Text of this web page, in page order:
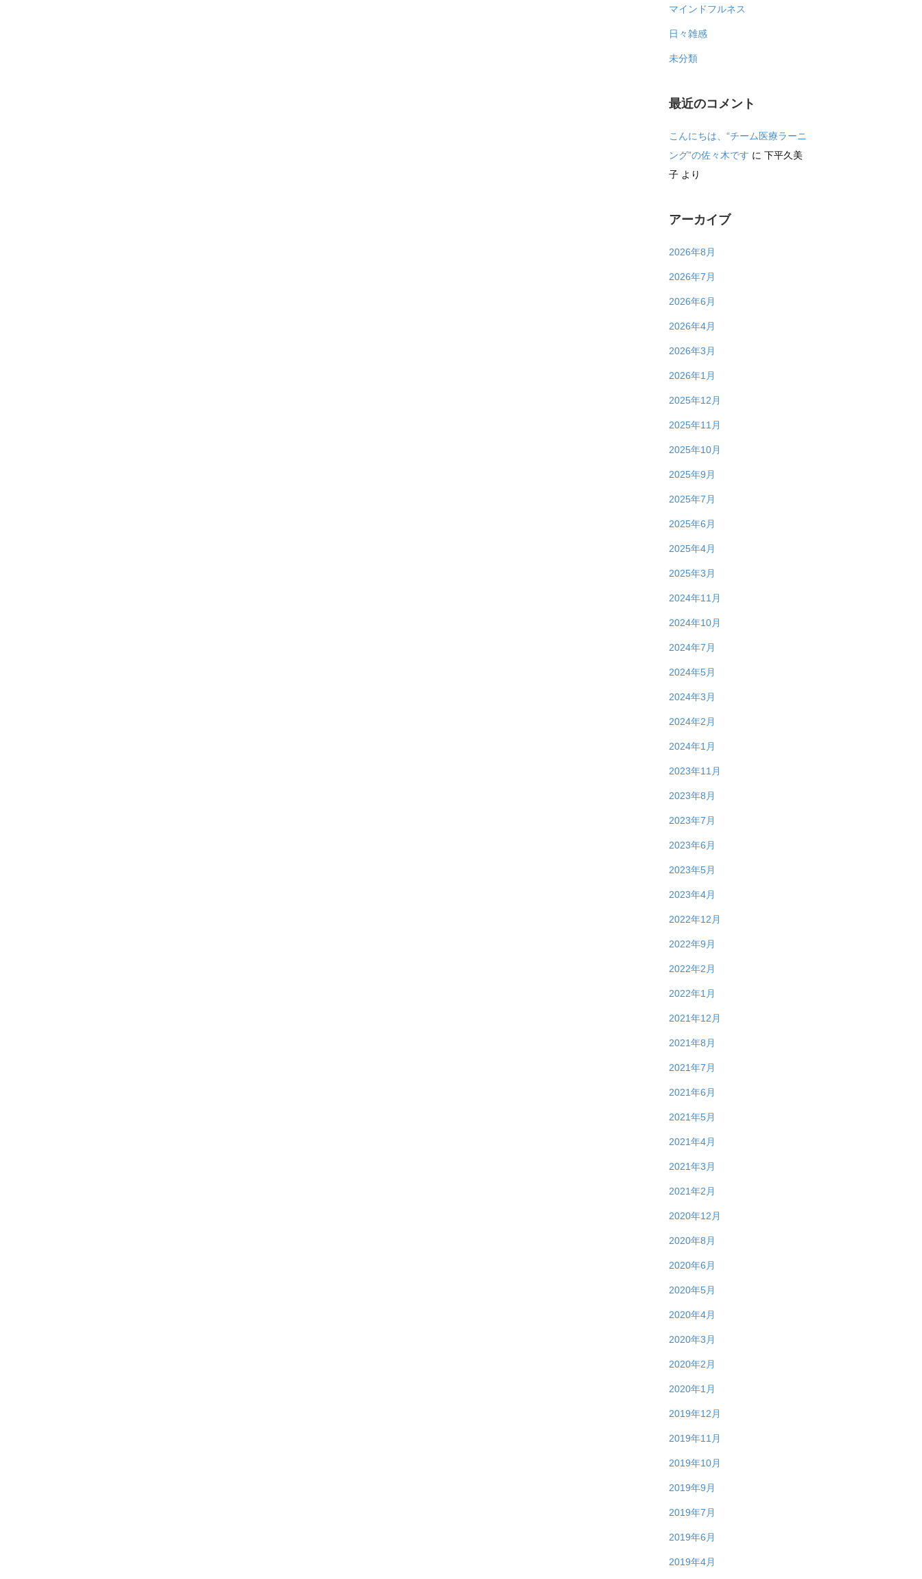
マインドフルネス
日々雑感
未分類
最近のコメント
こんにちは、“チーム医療ラーニ
ング”の佐々木です に 下平久美
子より
アーカイブ
2026年8月
2026年7月
2026年6月
2026年4月
2026年3月
2026年1月
2025年12月
2025年11月
2025年10月
2025年9月
2025年7月
2025年6月
2025年4月
2025年3月
2024年11月
2024年10月
2024年7月
2024年5月
2024年3月
2024年2月
2024年1月
2023年11月
2023年8月
2023年7月
2023年6月
2023年5月
2023年4月
2022年12月
2022年9月
2022年2月
2022年1月
2021年12月
2021年8月
2021年7月
2021年6月
2021年5月
2021年4月
2021年3月
2021年2月
2020年12月
2020年8月
2020年6月
2020年5月
2020年4月
2020年3月
2020年2月
2020年1月
2019年12月
2019年11月
2019年10月
2019年9月
2019年7月
2019年6月
2019年4月